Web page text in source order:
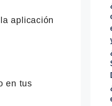
aplicación
en tus